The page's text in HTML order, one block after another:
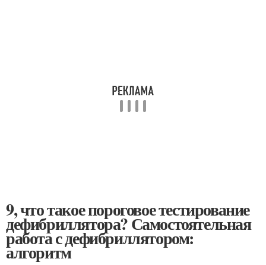
9, что такое пороговое тестирование
дефибриллятора? Самостоятельная
работа с дефибриллятором:
алгоритм